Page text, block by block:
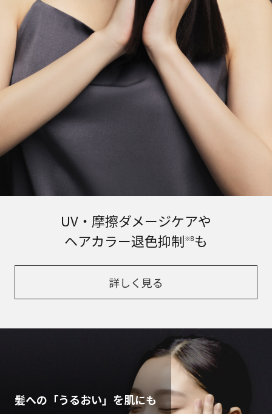
UV・摩擦ダメージケアや
ヘアカラー退色抑制※8 も
詳しく見る
髪への「うるおい」を肌にも